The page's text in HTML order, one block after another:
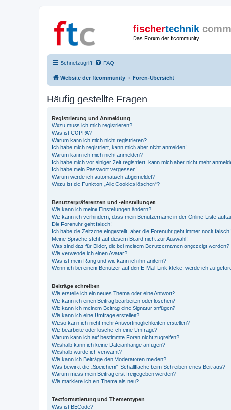
fischertechnik
Das Forum der ftcommunity
Schnellzugriff FAQ
Website der ftcommunity Foren-Übersicht
Häufig gestellte Fragen
Registrierung und Anmeldung
Wozu muss ich mich registrieren?
Was ist COPPA?
Warum kann ich mich nicht registrieren?
Ich habe mich registriert, kann mich aber nicht anmelden!
Warum kann ich mich nicht anmelden?
Ich habe mich vor einiger Zeit registriert, kann mich aber nicht mehr
Ich habe mein Passwort vergessen!
Warum werde ich automatisch abgemeldet?
Wozu ist die Funktion „Alle Cookies löschen“?
Benutzerpräferenzen und -einstellungen
Wie kann ich meine Einstellungen ändern?
Wie kann ich verhindern, dass mein Benutzername in der Online-Liste
Die Forenuhr geht falsch!
Ich habe die Zeitzone eingestellt, aber die Forenuhr geht immer noch falsch!
Meine Sprache steht auf diesem Board nicht zur Auswahl!
Was sind das für Bilder, die bei meinem Benutzernamen angezeigt werden?
Wie verwende ich einen Avatar?
Was ist mein Rang und wie kann ich ihn ändern?
Wenn ich bei einem Benutzer auf den E-Mail-Link klicke, werde ich
Beiträge schreiben
Wie erstelle ich ein neues Thema oder eine Antwort?
Wie kann ich einen Beitrag bearbeiten oder löschen?
Wie kann ich meinem Beitrag eine Signatur anfügen?
Wie kann ich eine Umfrage erstellen?
Wieso kann ich nicht mehr Antwortmöglichkeiten erstellen?
Wie bearbeite oder lösche ich eine Umfrage?
Warum kann ich auf bestimmte Foren nicht zugreifen?
Weshalb kann ich keine Dateianhänge anfügen?
Weshalb wurde ich verwarnt?
Wie kann ich Beiträge den Moderatoren melden?
Was bewirkt die „Speichern“-Schaltfläche beim Schreiben eines Beitrags?
Warum muss mein Beitrag erst freigegeben werden?
Wie markiere ich ein Thema als neu?
Textformatierung und Thementypen
Was ist BBCode?